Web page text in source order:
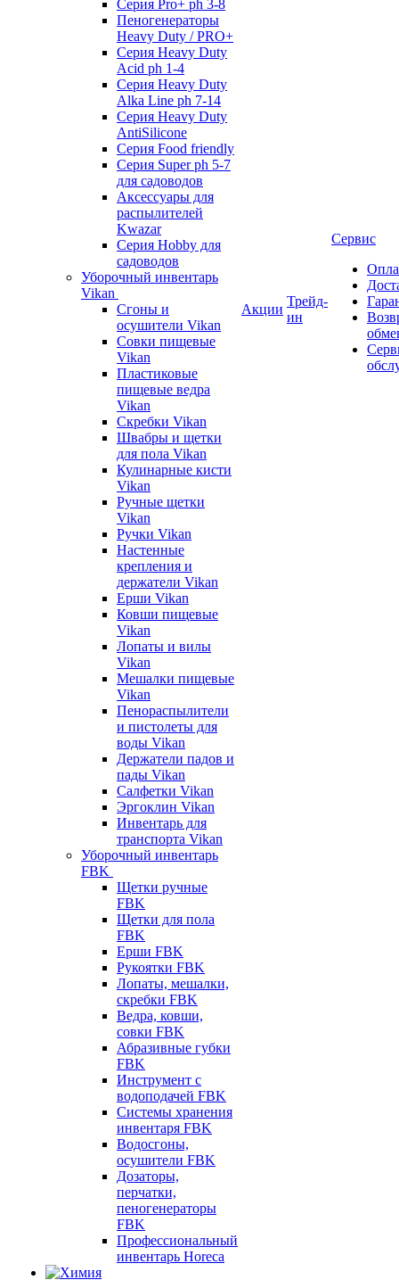
Серия Pro+ ph 3-8
Пеногенераторы
Heavy Duty / PRO+
Серия Heavy Duty
Acid ph 1-4
Серия Heavy Duty
Alka Line ph 7-14
Серия Heavy Duty
AntiSilicone
Серия Food friendly
Серия Super ph 5-7
для садоводов
Аксессуары для
распылителей
Kwazar
Серия Hobby для
садоводов
Уборочный инвентарь
Vikan
Сгоны и
осушители Vikan
Совки пищевые
Vikan
Пластиковые
пищевые ведра
Vikan
Скребки Vikan
Швабры и щетки
для пола Vikan
Кулинарные кисти
Vikan
Ручные щетки
Vikan
Ручки Vikan
Настенные
крепления и
держатели Vikan
Ерши Vikan
Ковши пищевые
Vikan
Лопаты и вилы
Vikan
Мешалки пищевые
Vikan
Пенораспылители
и пистолеты для
воды Vikan
Держатели падов и
пады Vikan
Салфетки Vikan
Эргоклин Vikan
Инвентарь для
транспорта Vikan
Уборочный инвентарь
FBK
Щетки ручные
FBK
Щетки для пола
FBK
Ерши FBK
Рукоятки FBK
Лопаты, мешалки,
скребки FBK
Ведра, ковши,
совки FBK
Абразивные губки
FBK
Инструмент с
водоподачей FBK
Системы хранения
инвентаря FBK
Водосгоны,
осушители FBK
Дозаторы,
перчатки,
пеногенераторы
FBK
Профессиональный
инвентарь Horeca
Акции
Трейд-
ин
Сервис